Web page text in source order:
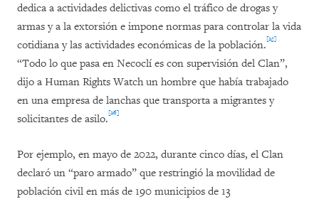
dedica a actividades delictivas como el tráfico de drogas y
armas y a la extorsión e impone normas para controlar la vida
cotidiana y las actividades económicas de la población.[25]
“Todo lo que pasa en Necoclí es con supervisión del Clan”,
dijo a Human Rights Watch un hombre que había trabajado
en una empresa de lanchas que transporta a migrantes y
solicitantes de asilo.[26]
Por ejemplo, en mayo de 2022, durante cinco días, el Clan
declaró un “paro armado” que restringió la movilidad de
población civil en más de 190 municipios de 13